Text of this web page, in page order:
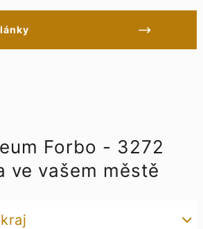
Forbo - 3272
ve vašem městě